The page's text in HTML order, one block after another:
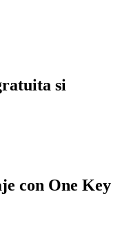
si
con One Key